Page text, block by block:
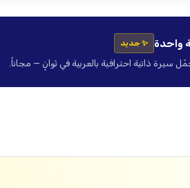
واحدة ✨ جديد
ذاتية احترافية بالعربية في ثوانٍ — مجاناً.